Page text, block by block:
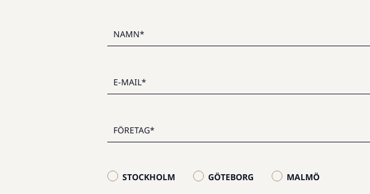
STOCKHOLM GÖTEBORG MALMÖ